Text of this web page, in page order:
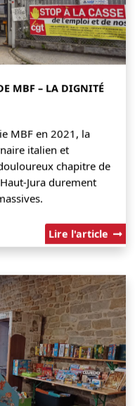
MBF – LA DIGNITÉ
MBF en 2021, la
italien et
chapitre de
Jura durement
Lire l'article